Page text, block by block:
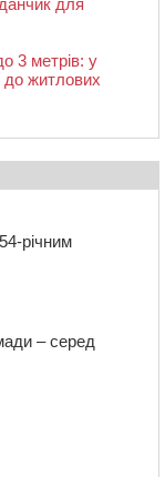
3 метрів: у
до житлових
річним
– серед